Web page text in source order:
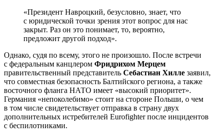
«Президент Навроцкий, безусловно, знает, что
с юридической точки зрения этот вопрос для нас
закрыт. Раз он это понимает, то, вероятно,
предложит другой подход».
Однако, судя по всему, этого не произошло. После встречи
с федеральным канцлером Фридрихом Мерцем
правительственный представитель Себастиан Хилле заявил,
что совместная безопасность Балтийского региона, а также
восточного фланга НАТО имеет «высокий приоритет».
Германия «непоколебимо» стоит на стороне Польши, о чем
в том числе свидетельствует отправка в страну двух
дополнительных истребителей Eurofighter после инцидентов
с беспилотниками.